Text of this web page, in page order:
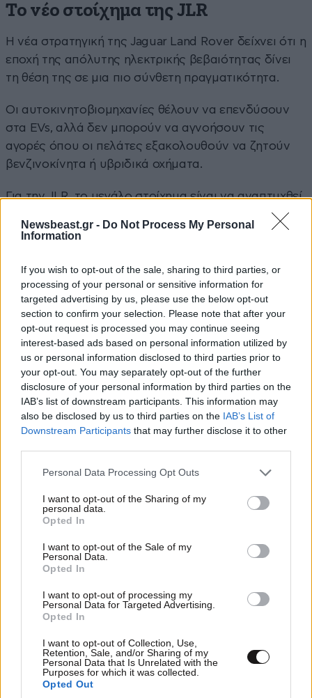
Newsbeast.gr - Do Not Process My Personal
Information
If you wish to opt-out of the sale, sharing to third parties, or
processing of your personal or sensitive information for
targeted advertising by us, please use the below opt-out
section to confirm your selection. Please note that after your
opt-out request is processed you may continue seeing
interest-based ads based on personal information utilized by
us or personal information disclosed to third parties prior to
your opt-out. You may separately opt-out of the further
disclosure of your personal information by third parties on the
IAB’s list of downstream participants. This information may
also be disclosed by us to third parties on the IAB’s List of
Downstream Participants that may further disclose it to other
Please note that this website/app uses one or more Google
not limited to your visit or usage behaviour. You may click to
grant or deny consent to Google and its third-party tags to
use your data for below specified purposes in below Google
consent section.
Personal Data Processing Opt Outs
I want to opt-out of the Sharing of my
personal data.
Opted In
I want to opt-out of the Sale of my
Personal Data.
Opted In
I want to opt-out of processing my
Personal Data for Targeted Advertising.
Opted In
I want to opt-out of Collection, Use,
Retention, Sale, and/or Sharing of my
Personal Data that Is Unrelated with the
Purposes for which it was collected.
Opted Out
Το νέο στοίχημα της JLR
Η νέα στρατηγική της Jaguar Land Rover δείχνει ότι η
εποχή της απόλυτης ηλεκτρικής βεβαιότητας δίνει
τη θέση της σε μια πιο σύνθετη πραγματικότητα.
Οι αυτοκινητοβιομηχανίες θέλουν να επενδύσουν
στα EVs, αλλά δεν μπορούν να αγνοήσουν τις
αγορές όπου οι πελάτες εξακολουθούν να ζητούν
βενζινοκίνητα ή υβριδικά οχήματα.
Για την JLR, το μεγάλο στοίχημα είναι να αναπτυχθεί
στις ΗΠΑ, να αξιοποιήσει τη δύναμη των πολυτελών
SUV της και να περάσει στην ηλεκτροκίνηση χωρίς
Το μήνυμα του Balaji είναι σαφές: η Jaguar Land
Rover θα γίνει πιο ηλεκτρική, αλλά όχι μονοδιάστατη.
Και όσο οι ΗΠΑ και η Μέση Ανατολή ζητούν βενζίνη,
η εταιρεία δεν σκοπεύει να την εγκαταλείψει.
Ακολουθήστετο Newsbeast στο Viber και
μάθετεπρώτοι τασημαντικότερα νέα
ΠΕΡΙΣΣΟΤΕΡΑ ΑΠΟ ΤΟ AUTO